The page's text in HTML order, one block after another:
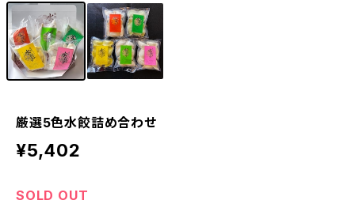
厳選5色水餃詰め合わせ
¥5,402
SOLD OUT